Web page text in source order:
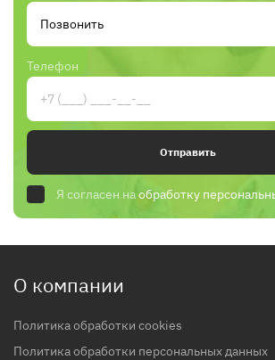
Телефон
Отправить
Я согласен наобработку
О компании
Политика обработки cookies
Политика обработки персональных данных